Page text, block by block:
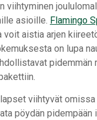
viihtyminen
asioille. Flamingo
aistia arjen
on lupa
pidemmän
viihtyvät
pöydän pidempään